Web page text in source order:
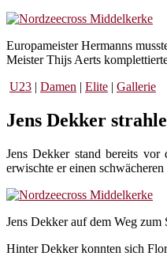
Europameister Hermanns
Meister Thijs Aerts
U23 | Damen | Elite | Gallerie
Jens Dekker
Jens Dekker stand bereits vor
erwischte er einen
Jens Dekker auf dem Weg zum
Hinter Dekker konnten sich